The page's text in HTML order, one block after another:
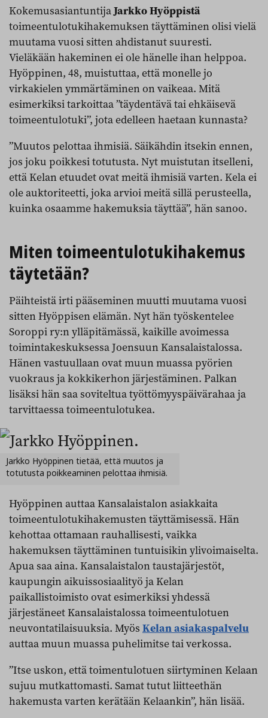
KokemusasiantuntijaJarkko Hyöppistä
toimeentulotukihakemuksen täyttäminen olisi vielä
muutama vuosi sitten ahdistanut suuresti.
Vieläkään hakeminen ei ole hänelle ihan helppoa.
Hyöppinen, 48, muistuttaa, että monelle jo
virkakielen ymmärtäminen on vaikeaa. Mitä
esimerkiksi tarkoittaa ”täydentävä tai ehkäisevä
toimeentulotuki”, jota edelleen haetaan kunnasta?
”Muutos pelottaa ihmisiä. Säikähdin itsekin ennen,
jos joku poikkesi totutusta. Nyt muistutan itselleni,
että Kelan etuudet ovat meitä ihmisiä varten. Kela ei
ole auktoriteetti, joka arvioi meitä sillä perusteella,
kuinka osaamme hakemuksia täyttää”, hän sanoo.
Miten toimeentulotukihakemus
täytetään?
Päihteistä irti pääseminen muutti muutama vuosi
sitten Hyöppisen elämän. Nyt hän työskentelee
Soroppi ry:n ylläpitämässä, kaikille avoimessa
toimintakeskuksessa Joensuun Kansalaistalossa.
Hänen vastuullaan ovat muun muassa pyörien
vuokraus ja kokkikerhon järjestäminen. Palkan
lisäksi hän saa soviteltua työttömyyspäivärahaa ja
tarvittaessa toimeentulotukea.
Jarkko Hyöppinen tietää, että muutos ja
totutusta poikkeaminen pelottaa ihmisiä.
Hyöppinen auttaa Kansalaistalon asiakkaita
toimeentulotukihakemusten täyttämisessä. Hän
kehottaa ottamaan rauhallisesti, vaikka
hakemuksen täyttäminen tuntuisikin ylivoimaiselta.
Apua saa aina. Kansalaistalon taustajärjestöt,
kaupungin aikuissosiaalityö ja Kelan
paikallistoimisto ovat esimerkiksi yhdessä
järjestäneet Kansalaistalossa toimeentulotuen
neuvontatilaisuuksia. Myös Kelan asiakaspalvelu
auttaa muun muassa puhelimitse tai verkossa.
”Itse uskon, että toimentulotuen siirtyminen Kelaan
sujuu mutkattomasti. Samat tutut liitteethän
hakemusta varten kerätään Kelaankin”, hän lisää.